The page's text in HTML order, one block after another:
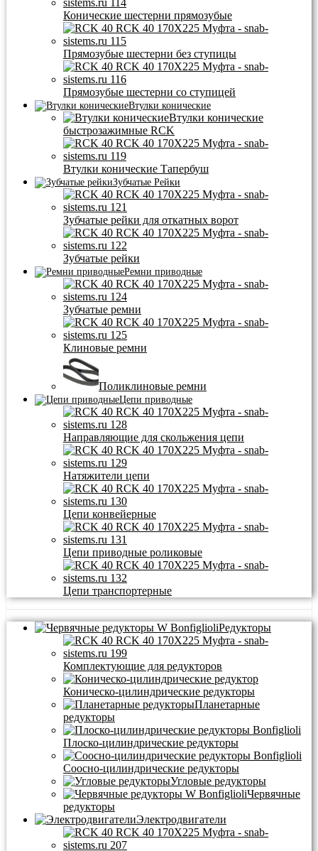
Конические шестерни прямозубые
Прямозубые шестерни без ступицы
Прямозубые шестерни со ступицей
Втулки конические
Втулки конические
быстрозажимные RCK
Втулки конические Тапербуш
Зубчатые Рейки
Зубчатые рейки для откатных ворот
Зубчатые рейки
Ремни приводные
Зубчатые ремни
Клиновые ремни
Поликлиновые ремни
Цепи приводные
Направляющие для скольжения цепи
Натяжители цепи
Цепи конвейерные
Цепи приводные роликовые
Цепи транспортерные
Редукторы
Комплектующие для редукторов
Коническо-цилиндрические редукторы
Планетарные
редукторы
Плоско-цилиндрические редукторы
Соосно-цилиндрические редукторы
Угловые редукторы
Червячные
редукторы
Электродвигатели